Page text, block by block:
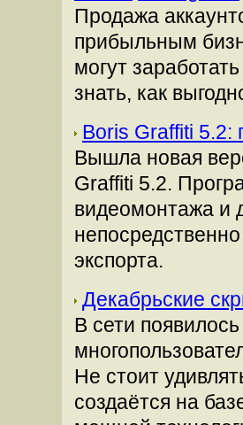
Продажа
прибыльным
могут
знать, как
Boris Graffiti 5.2:
Вышла новая
Graffiti 5.2.
видеомонтажа и
экспорта.
Декабрьские
В сети
Не стоит
создаётся на